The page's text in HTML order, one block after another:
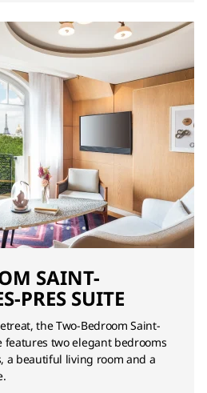
SAINT-
PRES SUITE
the Two-Bedroom Saint-
features two elegant bedrooms
a beautiful living room and a